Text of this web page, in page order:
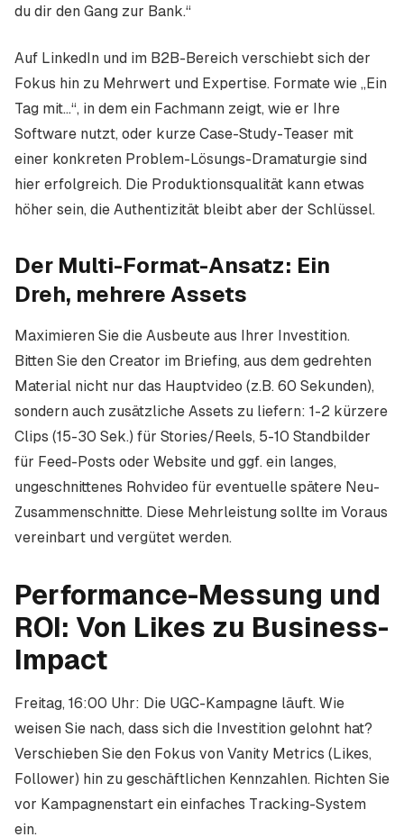
du dir den Gang zur Bank.“
Auf LinkedIn und im B2B-Bereich verschiebt sich der
Fokus hin zu Mehrwert und Expertise. Formate wie „Ein
Tag mit…“, in dem ein Fachmann zeigt, wie er Ihre
Software nutzt, oder kurze Case-Study-Teaser mit
einer konkreten Problem-Lösungs-Dramaturgie sind
hier erfolgreich. Die Produktionsqualität kann etwas
höher sein, die Authentizität bleibt aber der Schlüssel.
Der Multi-Format-Ansatz: Ein
Dreh, mehrere Assets
Maximieren Sie die Ausbeute aus Ihrer Investition.
Bitten Sie den Creator im Briefing, aus dem gedrehten
Material nicht nur das Hauptvideo (z.B. 60 Sekunden),
sondern auch zusätzliche Assets zu liefern: 1-2 kürzere
Clips (15-30 Sek.) für Stories/Reels, 5-10 Standbilder
für Feed-Posts oder Website und ggf. ein langes,
ungeschnittenes Rohvideo für eventuelle spätere Neu-
Zusammenschnitte. Diese Mehrleistung sollte im Voraus
vereinbart und vergütet werden.
Performance-Messung und
ROI: Von Likes zu Business-
Impact
Freitag, 16:00 Uhr: Die UGC-Kampagne läuft. Wie
weisen Sie nach, dass sich die Investition gelohnt hat?
Verschieben Sie den Fokus von Vanity Metrics (Likes,
Follower) hin zu geschäftlichen Kennzahlen. Richten Sie
vor Kampagnenstart ein einfaches Tracking-System
ein.